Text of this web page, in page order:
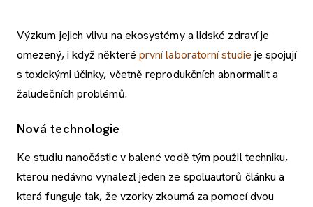
Výzkum jejich vlivu na ekosystémy a lidské zdraví je
omezený, i když některé první laboratorní studie je spojují
s toxickými účinky, včetně reprodukčních abnormalit a
žaludečních problémů.
Nová technologie
Ke studiu nanočástic v balené vodě tým použil techniku,
kterou nedávno vynalezl jeden ze spoluautorů článku a
která funguje tak, že vzorky zkoumá za pomocí dvou